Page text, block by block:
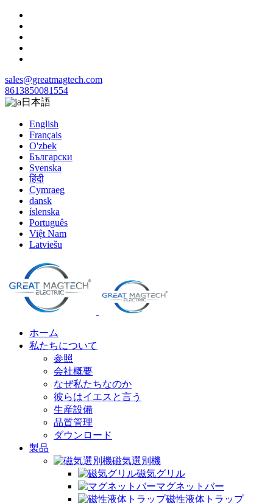
sales@greatmagtech.com
8613850081554
日本語
English
Français
O'zbek
Български
Svenska
हिंदी
Cymraeg
dansk
íslenska
Português
Việt Nam
Latviešu
ホーム
私たちについて
参照
会社概要
なぜ私たちなのか
彼らはイエスと言う
生産設備
品質管理
ダウンロード
製品
磁気選別機
磁気グリル
マグネットバー
磁性液体トラップ